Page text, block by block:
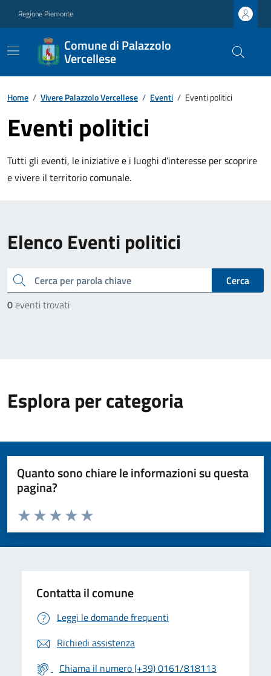
Regione Piemonte
Comune di Palazzolo
Vercellese
Home / Vivere Palazzolo Vercellese / Eventi / Eventi politici
Eventi politici
Tutti gli eventi, le iniziative e i luoghi d’interesse per scoprire
e vivere il territorio comunale.
Elenco Eventi politici
cerca
Cerca
0eventi trovati
Esplora per categoria
Quanto sono chiare le informazioni su questa
pagina?
Valuta da 1 a 5 stelle la pagina
Valuta 5 stelle su 5
Valuta 4 stelle su 5
Valuta 3 stelle su 5
Valuta 2 stelle su 5
Valuta 1 stelle su 5
Contatta il comune
Leggi le domande frequenti
Richiedi assistenza
Chiama il numero (+39) 0161/818113